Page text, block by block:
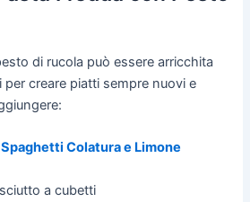
di rucola può essere arricchita
creare piatti sempre nuovi e
Colatura e Limone
a cubetti